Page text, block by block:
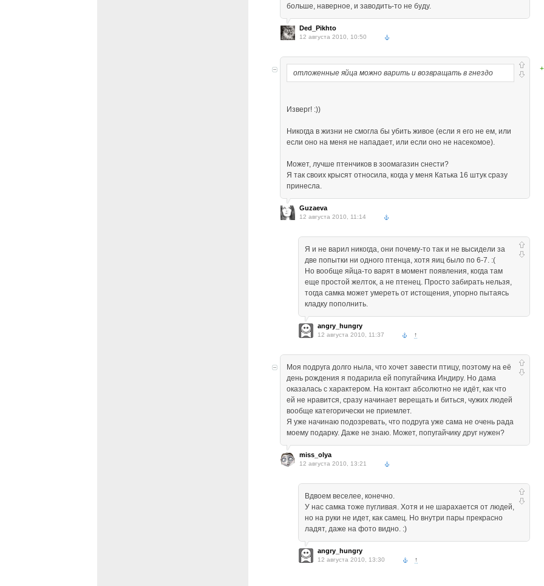
больше, наверное, и заводить-то не буду.
Ded_Pikhto
12 августа 2010, 10:50
отложенные яйца можно варить и возвращать в гнездо
Изверг! :))
Никогда в жизни не смогла бы убить живое (если я его не ем, или
если оно на меня не нападает, или если оно не насекомое).
Может, лучше птенчиков в зоомагазин снести?
Я так своих крысят относила, когда у меня Катька 16 штук сразу
принесла.
Guzaeva
12 августа 2010, 11:14
Я и не варил никогда, они почему-то так и не высидели за
две попытки ни одного птенца, хотя яиц было по 6-7. :(
Но вообще яйца-то варят в момент появления, когда там
еще простой желток, а не птенец. Просто забирать нельзя,
тогда самка может умереть от истощения, упорно пытаясь
кладку пополнить.
angry_hungry
12 августа 2010, 11:37 ↑
Моя подруга долго ныла, что хочет завести птицу, поэтому на её
день рождения я подарила ей попугайчика Индиру. Но дама
оказалась с характером. На контакт абсолютно не идёт, как что
ей не нравится, сразу начинает верещать и биться, чужих людей
вообще категорически не приемлет.
Я уже начинаю подозревать, что подруга уже сама не очень рада
моему подарку. Даже не знаю. Может, попугайчику друг нужен?
miss_olya
12 августа 2010, 13:21
Вдвоем веселее, конечно.
У нас самка тоже пугливая. Хотя и не шарахается от людей,
но на руки не идет, как самец. Но внутри пары прекрасно
ладят, даже на фото видно. :)
angry_hungry
12 августа 2010, 13:30 ↑